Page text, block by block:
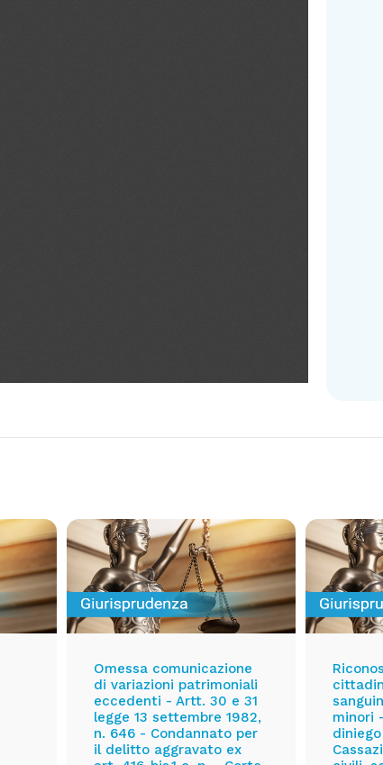
Omessa comunicazione
di variazioni patrimoniali
eccedenti - Artt. 30 e 31
legge 13 settembre 1982,
n. 646 - Condannato per
il delitto aggravato ex
minori